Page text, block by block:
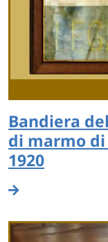
Bandiera
di marmo
1920